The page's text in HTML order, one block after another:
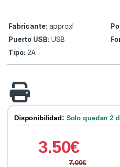
Fabricante: approx!
Puerto USB: USB
Tipo: 2A
Disponibilidad: Solo quedan 2
3.50€
7.00€